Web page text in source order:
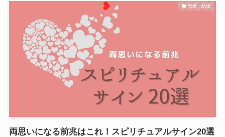
恋愛・結婚
両思いになる前兆はこれ！スピリチュアルサイン20選